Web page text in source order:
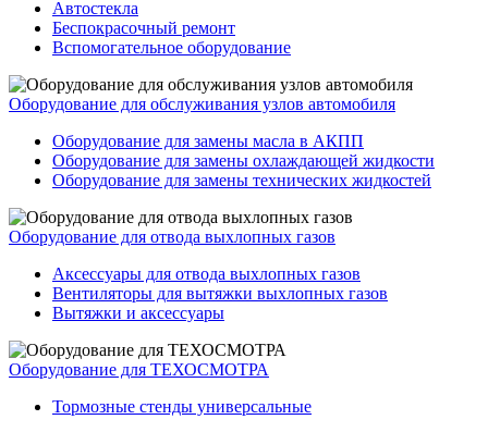
Автостекла
Беспокрасочный ремонт
Вспомогательное оборудование
Оборудование для обслуживания узлов автомобиля
Оборудование для замены масла в АКПП
Оборудование для замены охлаждающей жидкости
Оборудование для замены технических жидкостей
Оборудование для отвода выхлопных газов
Аксессуары для отвода выхлопных газов
Вентиляторы для вытяжки выхлопных газов
Вытяжки и аксессуары
Оборудование для ТЕХОСМОТРА
Тормозные стенды универсальные